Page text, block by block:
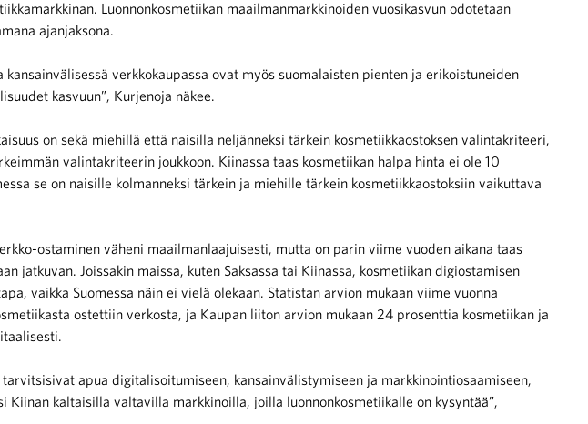
Luonnonkosmetiikan maailmanmarkkinoiden vuosikasvun odotetaan
ajanjaksona.
kansainvälisessä verkkokaupassa ovat myös suomalaisten pienten ja erikoistuneiden
kasvuun”, Kurjenoja näkee.
on sekä miehillä että naisilla neljänneksi tärkein kosmetiikkaostoksen valintakriteeri,
valintakriteerin joukkoon. Kiinassa taas kosmetiikan halpa hinta ei ole 10
se on naisille kolmanneksi tärkein ja miehille tärkein kosmetiikkaostoksiin vaikuttava
ostaminen väheni maailmanlaajuisesti, mutta on parin viime vuoden aikana taas
jatkuvan. Joissakin maissa, kuten Saksassa tai Kiinassa, kosmetiikan digiostamisen
vaikka Suomessa näin ei vielä olekaan. Statistan arvion mukaan viime vuonna
ostettiin verkosta, ja Kaupan liiton arvion mukaan 24 prosenttia kosmetiikan ja
apua digitalisoitumiseen, kansainvälistymiseen ja markkinointiosaamiseen,
Kiinan kaltaisilla valtavilla markkinoilla, joilla luonnonkosmetiikalle on kysyntää”,